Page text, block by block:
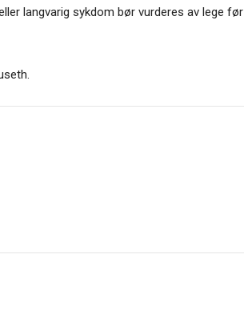
langvarig sykdom bør vurderes av lege før